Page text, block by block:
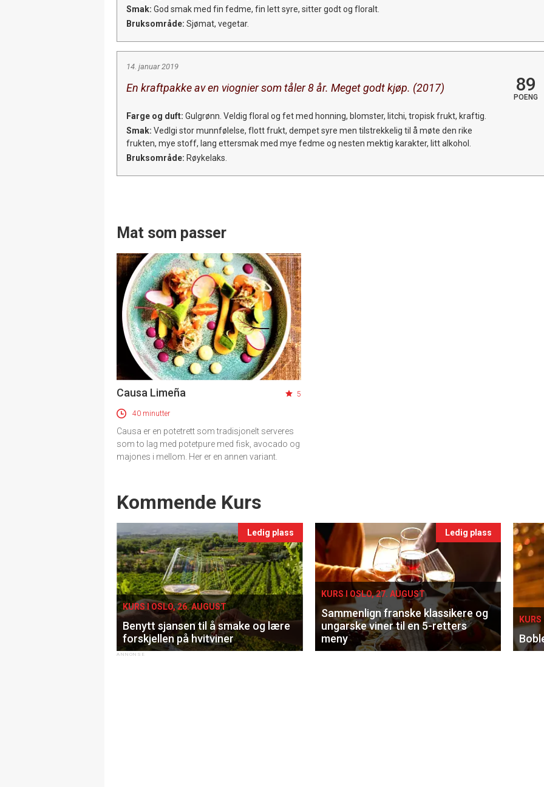
Smak: God smak med fin fedme, fin lett syre, sitter godt og floralt.
Bruksområde: Sjømat, vegetar.
14. januar 2019
En kraftpakke av en viognier som tåler 8 år. Meget godt kjøp. (2017) 89
POENG
Farge og duft: Gulgrønn. Veldig floral og fet med honning, blomster, litchi, tropisk frukt, kraftig.
Smak: Vedlgi stor munnfølelse, flott frukt, dempet syre men tilstrekkelig til å møte den rike
frukten, mye stoff, lang ettersmak med mye fedme og nesten mektig karakter, litt alkohol.
Bruksområde: Røykelaks.
Mat som passer
Causa Limeña 5
40 minutter
Causa er en potetrett som tradisjonelt serveres
som to lag med potetpure med fisk, avocado og
majones i mellom. Her er en annen variant.
Events
Kommende Kurs
Ledig plass
KURS I OSLO, 26. AUGUST
Benytt sjansen til å smake og lære
forskjellen på hvitviner
Ledig plass
KURS I OSLO, 27. AUGUST
Sammenlign franske klassikere og
ungarske viner til en 5-retters
meny